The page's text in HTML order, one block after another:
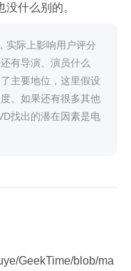
什么别的。
实际上影响用户评分
有导演、演员什么
主要地位，这里假设
。如果还有很多其他
找出的潜在因素是电
GeekTime/blob/ma